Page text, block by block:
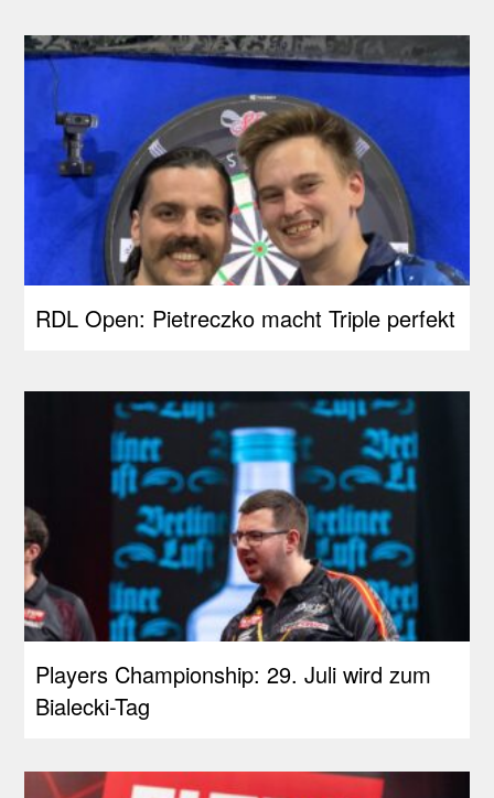
RDL Open: Pietreczko macht Triple perfekt
Players Championship: 29. Juli wird zum
Bialecki-Tag